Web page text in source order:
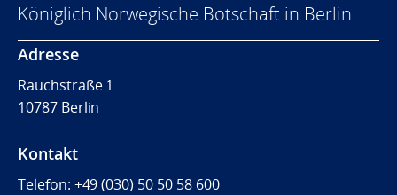
Königlich Norwegische Botschaft in Berlin
Adresse
Rauchstraße 1
10787 Berlin
Kontakt
Telefon: +49 (030) 50 50 58 600